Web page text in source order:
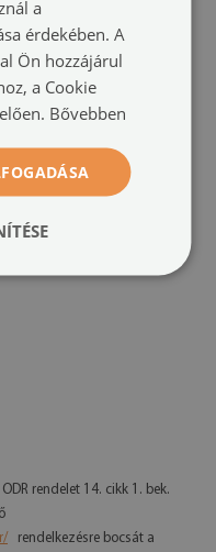
rendelet 14. cikk 1. bek.
rendelkezésre bocsát a
a
érdekében. A
Ön hozzájárul
a Cookie
Bővebben